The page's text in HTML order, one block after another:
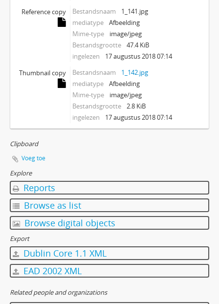
Reference copy
Bestandsnaam
1_141.jpg
mediatype
Afbeelding
Mime-type
image/jpeg
Bestandsgrootte
47.4 KiB
ingelezen
17 augustus 2018 07:14
Thumbnail copy
Bestandsnaam
1_142.jpg
mediatype
Afbeelding
Mime-type
image/jpeg
Bestandsgrootte
2.8 KiB
ingelezen
17 augustus 2018 07:14
Clipboard
Voeg toe
Explore
Reports
Browse as list
Browse digital objects
Export
Dublin Core 1.1 XML
EAD 2002 XML
Related people and organizations